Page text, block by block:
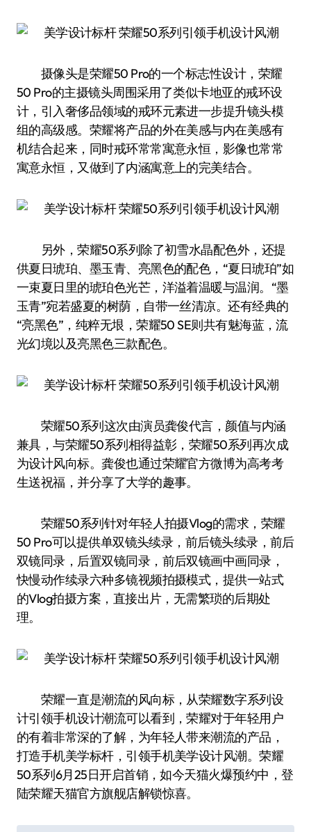
摄像头是荣耀50 Pro的一个标志性设计，荣耀
50 Pro的主摄镜头周围采用了类似卡地亚的戒环设
计，引入奢侈品领域的戒环元素进一步提升镜头模
组的高级感。荣耀将产品的外在美感与内在美感有
机结合起来，同时戒环常常寓意永恒，影像也常常
寓意永恒，又做到了内涵寓意上的完美结合。
另外，荣耀50系列除了初雪水晶配色外，还提
供夏日琥珀、墨玉青、亮黑色的配色，“夏日琥珀”如
一束夏日里的琥珀色光芒，洋溢着温暖与温润。“墨
玉青”宛若盛夏的树荫，自带一丝清凉。还有经典的
“亮黑色”，纯粹无垠，荣耀50 SE则共有魅海蓝，流
光幻境以及亮黑色三款配色。
荣耀50系列这次由演员龚俊代言，颜值与内涵
兼具，与荣耀50系列相得益彰，荣耀50系列再次成
为设计风向标。龚俊也通过荣耀官方微博为高考考
生送祝福，并分享了大学的趣事。
荣耀50系列针对年轻人拍摄Vlog的需求，荣耀
50 Pro可以提供单双镜头续录，前后镜头续录，前后
双镜同录，后置双镜同录，前后双镜画中画同录，
快慢动作续录六种多镜视频拍摄模式，提供一站式
的Vlog拍摄方案，直接出片，无需繁琐的后期处
理。
荣耀一直是潮流的风向标，从荣耀数字系列设
计引领手机设计潮流可以看到，荣耀对于年轻用户
的有着非常深的了解，为年轻人带来潮流的产品，
打造手机美学标杆，引领手机美学设计风潮。荣耀
50系列6月25日开启首销，如今天猫火爆预约中，登
陆荣耀天猫官方旗舰店解锁惊喜。